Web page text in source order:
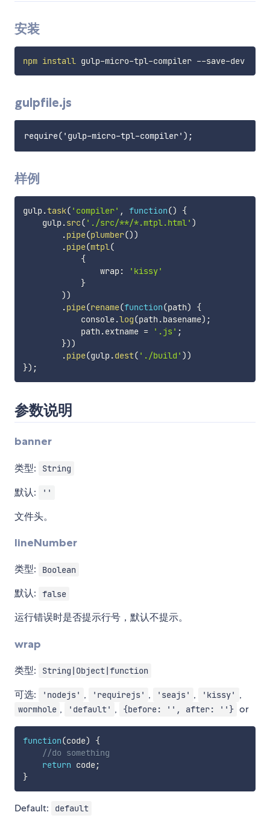
安装
npm install gulp-micro-tpl-compiler --save-dev
gulpfile.js
样例
gulp.task( 'compiler' , function()
{
    gulp
.src( './src/**/*.mtpl.html' )
.pipe(plumber())
.pipe(mtpl(
{
                wrap
:
'kissy'
}
))
.pipe(rename(function(path)
{
            console
.log(path .basename) ;
            path
.extname = '.js' ;
}))
.pipe(gulp.dest( './build' ))
}) ;
参数说明
banner
类型: String
默认: ''
文件头。
lineNumber
类型: Boolean
默认: false
运行错误时是否提示行号，默认不提示。
wrap
类型: String|Object|function
可选: 'nodejs' , 'requirejs' , 'seajs' , 'kissy' ,
wormhole , 'default' , {before: '', after: ''} or
function(code)
{
//do something
return code;
}
Default: default